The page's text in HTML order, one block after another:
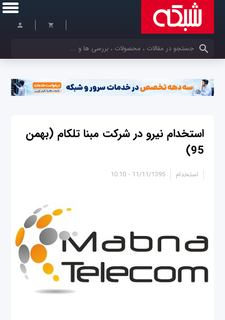
کلمات کلیدی خود را وارد کنید
استخدام نیرو در شرکت مبنا تلکام (بهمن
95)
11/11/1395 - 10:10 استخدام